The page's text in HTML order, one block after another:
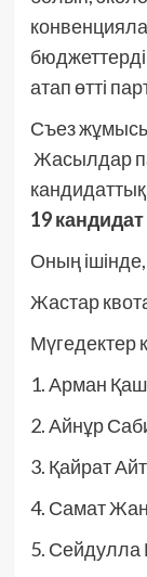
атап өтті
Съез
Жасылдар
19
Оның
Жастар
Мүгедектер
1. Арман
2. Айнұр
3. Қайрат
4. Самат
5.